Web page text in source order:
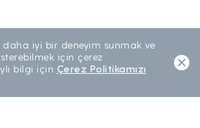
daha iyi bir deneyim sunmak ve
için çerez
bilgi için Çerez Politikamızı